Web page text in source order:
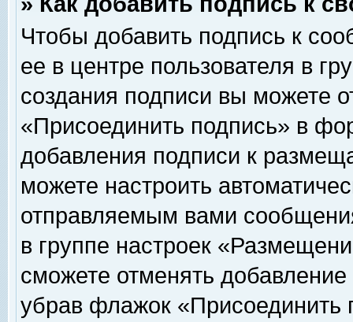
Чтобы добавить подпись к
ее в центре пользователя в
создания подписи вы можете
«Присоединить подпись» в
добавления подписи к
можете настроить
отправляемым вами
в группе настроек
сможете отменять
убрав флажок «Присоединить